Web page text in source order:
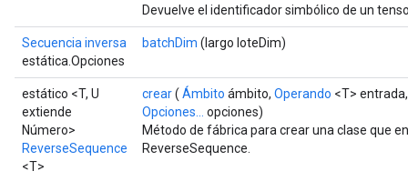
Devuelve el identificador simbólico de un
Secuencia inversa
estática.Opciones
batchDim (largo loteDim)
estático <T, U
extiende
Número>
ReverseSequence
<T>
crear( Ámbito ámbito, Operando <T>
Opciones...
opciones)
Método de fábrica para crear una clase que
ReverseSequence.